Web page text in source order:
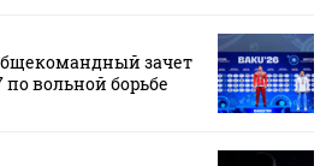
зачет
по вольной борьбе